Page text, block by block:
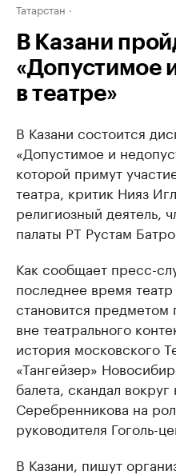
Татарстан
В Казани
«Допустимое
в театре»
В Казани состоится
«Допустимое и
которой примут
театра, критик Нияз
религиозный деятель,
палаты РТ Рустам
Как сообщает пресс-
последнее время
становится предметом
вне театрального
история московского
«Тангейзер»
балета, скандал
Серебренникова на
руководителя Гоголь-
В Казани, пишут